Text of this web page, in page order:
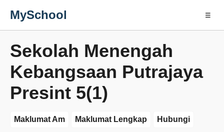
MySchool ☰
Sekolah Menengah
Kebangsaan Putrajaya
Presint 5(1)
Maklumat Am Maklumat Lengkap Hubungi